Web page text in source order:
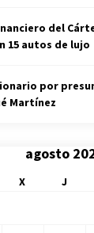
del
15 autos de lujo
por
Martínez
agosto
X J